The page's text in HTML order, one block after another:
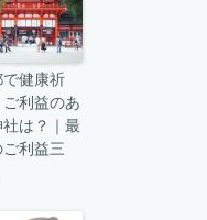
で健康祈
ご利益のあ
社は？｜最
利益三